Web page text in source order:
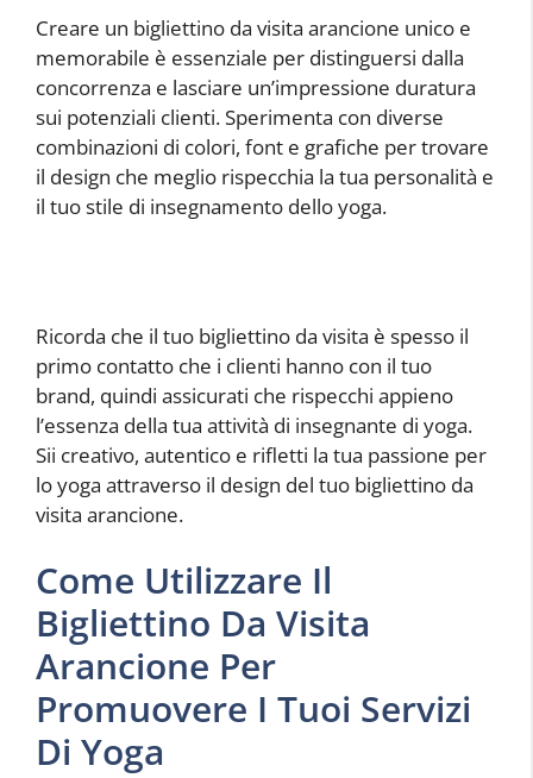
Creare un bigliettino da visita arancione unico e
memorabile è essenziale per distinguersi dalla
concorrenza e lasciare un’impressione duratura
sui potenziali clienti. Sperimenta con diverse
combinazioni di colori, font e grafiche per trovare
il design che meglio rispecchia la tua personalità e
il tuo stile di insegnamento dello yoga.
Ricorda che il tuo bigliettino da visita è spesso il
primo contatto che i clienti hanno con il tuo
brand, quindi assicurati che rispecchi appieno
l’essenza della tua attività di insegnante di yoga.
Sii creativo, autentico e rifletti la tua passione per
lo yoga attraverso il design del tuo bigliettino da
visita arancione.
Come Utilizzare Il
Bigliettino Da Visita
Arancione Per
Promuovere I Tuoi Servizi
Di Yoga